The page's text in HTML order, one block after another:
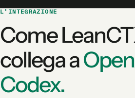
L'INTEGRAZIONE
Come
collega a
Codex.